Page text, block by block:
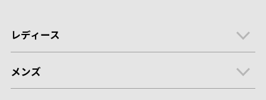
レディース
メンズ